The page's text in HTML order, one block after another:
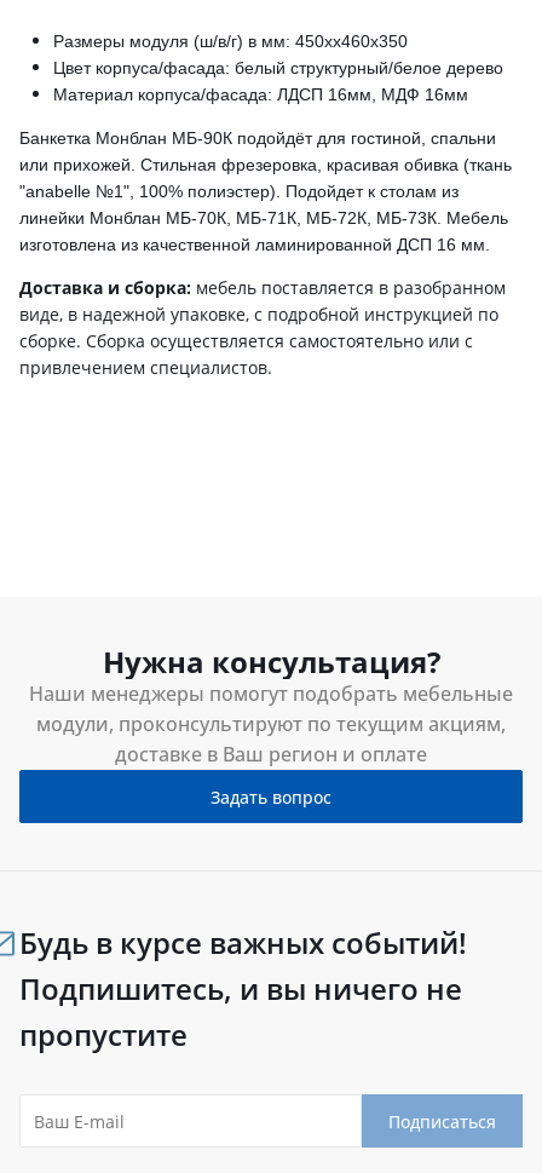
Размеры модуля (ш/в/г) в мм: 450хх460х350
Цвет корпуса/фасада: белый структурный/белое дерево
Материал корпуса/фасада: ЛДСП 16мм, МДФ 16мм
Банкетка Монблан МБ-90К подойдёт для гостиной, спальни
или прихожей. Стильная фрезеровка, красивая обивка (ткань
"anabelle №1", 100% полиэстер). Подойдет к столам из
линейки Монблан МБ-70К, МБ-71К, МБ-72К, МБ-73К Мебель
изготовлена из качественной ламинированной ДСП 16 мм
Доставка и сборка: мебель поставляется в разобранном
виде, в надежной упаковке, с подробной инструкцией по
сборке. Сборка осуществляется самостоятельно или с
привлечением специалистов.
Нужна консультация?
Наши менеджеры помогут подобрать мебельные
модули, проконсультируют по текущим акциям,
доставке в Ваш регион и оплате
Задать вопрос
Будь в курсе важных событий!
Подпишитесь, и вы ничего не
пропустите
Подписаться